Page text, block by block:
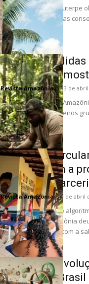
A palmeira de açaí, Euterpe
suas raízes adaptadas
pela...
Cidades
de história e
Revista Amazônia - 13 de
O despertar de uma
intocada, onde pequenos
impenetrável, está...
Economia
transformam a
através de
Revista Amazônia - 9 de abril
A convergência entre
sustentável na Amazônia
inteligência artificial com a
Histórico e
Reversa no Brasil